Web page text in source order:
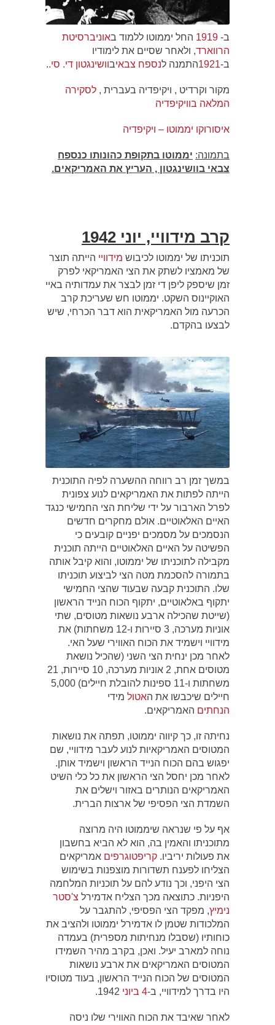
ב- 1919 החל יממוטו ללמוד באוניברסיטת
הרווארד, ולאחר שסיים את לימודיו
ב-1921התמנה לנספח צבאיבוושינגטון די. סי..
מקור וקרדיט , ויקיפדיה בעברית , לסקירה
המלאה בוויקיפדיה
איסורוקו יממוטו – ויקיפדיה
בתמונה: יממוטו בתקופת כהונותו כנספח
צבאי בוושינגטון , העריץ את האמריקאים.
קרב מידוויי, יוני 1942
תוכניתו של יממוטו לכיבוש מידוויי הייתה תוצר
של מאמציו לשתק את הצי האמריקאי לפרק
זמן שיספק ליפן די זמן לבצר את עמדותיה באיי
האוקיינוס השקט. יממוטו חש שעריכת קרב
הכרעה מול האמריקאית הוא דבר הכרחי, שיש
לבצעו בהקדם.
במשך זמן רב רווחה ההשערה לפיה התוכנית
הייתה לפתות את האמריקאים לנוע צפונית
לפרל הארבור על ידי שליחת הצי החמישי כנגד
האיים האלאוטיים. אולם מחקרים חדשים
הנסמכים על מסמכים יפניים קובעים כי
הפשיטה על האיים האלאוטיים הייתה תוכנית
מקבילה לתוכניתו של יממוטו, והוא קיבל אותה
בתמורה להסכמת מטה הצי לביצוע תוכניתו
שלו. התוכנית קבעה שבעוד שהצי החמישי
יתקוף באלאוטיים, יתקוף הכוח הנייד הראשון
(שייטת שהכילה ארבע נושאות מטוסים, שתי
אוניות מערכה, 3 סיירות ו-12 משחתות) את
מידוויי וישמיד את הכוח האווירי שעל האי.
לאחר מכן ינחית הצי השני (שהכיל נושאת
מטוסים אחת, 2 אוניות מערכה, 10 סיירות, 21
משחתות ו-11 ספינות להובלת חיילים) 5,000
חיילים שיכבשו את האטול מידי
הנחתים האמריקאים.
נחיתה זו, כך קיווה יממוטו, תפתה את נושאות
המטוסים האמריקאיות לנוע לעבר מידוויי, שם
יפגוש בהם הכוח הנייד הראשון וישמיד אותן.
לאחר מכן יחסל הצי הראשון את כל כלי השיט
האמריקאים הנותרים באזור וישלים את
השמדת הצי הפסיפי של ארצות הברית.
אף על פי שנראה שיממוטו היה מרוצה
מתוכניתו והאמין בה, הוא לא הביא בחשבון
את פעולות יריביו. קריפטוגרפים אמריקאים
הצליחו לפענח תשדורות מוצפנות בשימוש
הצי היפני, וכך נודע להם על תוכניות המלחמה
היפניות. כתוצאה מכך הצליח אדמירל צ'סטר
נימיץ, מפקד הצי הפסיפי, להתגבר על
המלכודות שטמן לו אדמירל יממוטו ולהציב את
כוחותיו (שסבלו מנחיתות מספרית) בעמדה
נוחה למארב יעיל. ואכן, בקרב מהיר השמידו
המטוסים האמריקאים את ארבע נושאות
המטוסים של הכוח הנייד הראשון, בעוד מטוסיו
היו בדרך למידוויי, ב-4 ביוני
לאחר שאיבד את הכוח האווירי שלו ניסה